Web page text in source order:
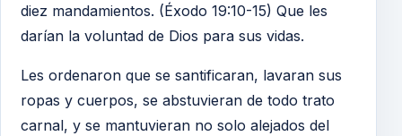
diez mandamientos. (Éxodo 19:10-15) Que les
darían la voluntad de Dios para sus vidas.
Les ordenaron que se santificaran, lavaran sus
ropas y cuerpos, se abstuvieran de todo trato
carnal, y se mantuvieran no solo alejados del